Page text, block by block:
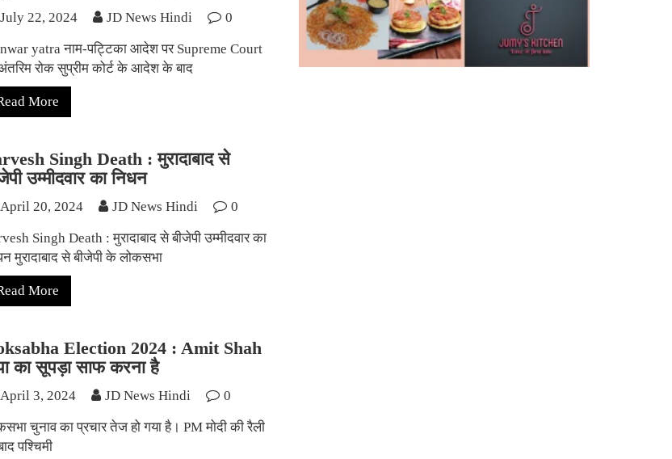
July 22, 2024 JD News Hindi 0
yatra नाम-पट्टिका आदेश पर Supreme Court
रोक सुप्रीम कोर्ट के आदेश के बाद
More
Singh Death : मुरादाबाद से
उम्मीदवार का निधन
April 20, 2024 JD News Hindi 0
Singh Death : मुरादाबाद से बीजेपी उम्मीदवार का
मुरादाबाद से बीजेपी के लोकसभा
More
Election 2024 : Amit Shah
का सूपड़ा साफ करना है
April 3, 2024 JD News Hindi 0
चुनाव का प्रचार तेज हो गया है। PM मोदी की रैली
पश्चिमी